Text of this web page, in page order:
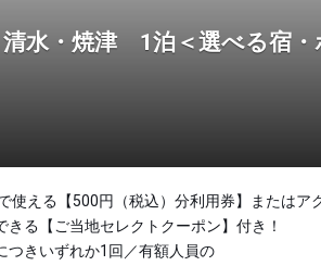
水・焼津 1泊＜選べる宿・
使える【500円（税込）分利用券】またはア
きる【ご当地セレクトクーポン】付き！
つきいずれか1回／有額人員の